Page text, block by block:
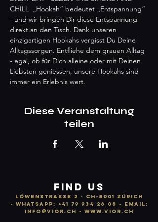
CHILL  „Hookah“ bedeutet „Entspannung“
- und wir bringen Dir diese Entspannung
direkt an den Tisch. Dank unseren
einzigartigen Hookahs vergisst Du Deine
Alltagssorgen. Entfliehe dem grauen Alltag
- egal, ob für Dich alleine oder mit Deinen
Liebsten geniessen, unsere Hookahs sind
immer ein Erlebnis wert.
Diese Veranstaltung
teilen
FIND US
LÖWENSTRASSE 2 - CH-8001 ZÜRICH
- WhatsApp: +41 79 934 26 08
- email:
info @vior.ch - www.vior.ch